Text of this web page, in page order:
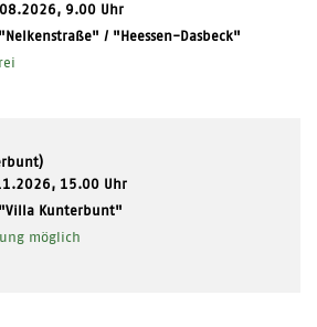
9.00 Uhr
"Nelkenstraße" / "Heessen-Dasbeck"
15.00 Uhr
"Villa Kunterbunt"
möglich